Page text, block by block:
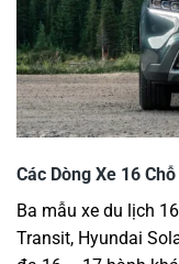
Các Dòng Xe 16
Ba mẫu xe du lịch
Transit, Hyundai